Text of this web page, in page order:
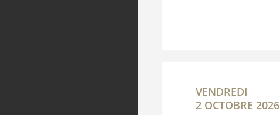
VENDREDI
2 OCTOBRE 2026